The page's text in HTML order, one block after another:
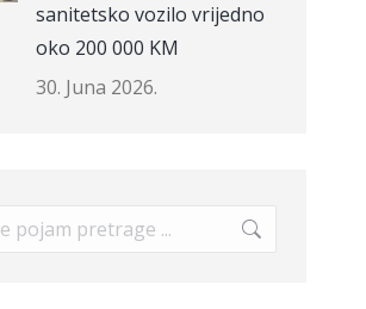
sanitetsko vozilo vrijedno
oko 200 000 KM
30. Juna 2026.